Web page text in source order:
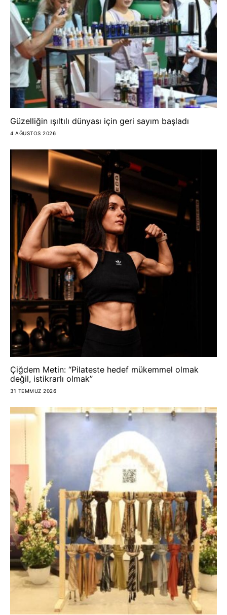
Güzelliğin ışıltılı dünyası için geri sayım başladı
4 AĞUSTOS 2026
Çiğdem Metin: “Pilateste hedef mükemmel olmak
değil, istikrarlı olmak”
31 TEMMUZ 2026